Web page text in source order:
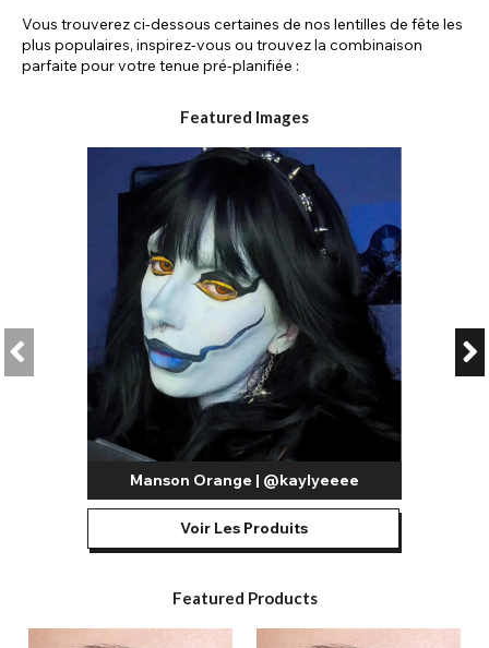
Vous trouverez ci-dessous certaines de nos lentilles de fête les
plus populaires, inspirez-vous ou trouvez la combinaison
parfaite pour votre tenue pré-planifiée :
Featured Images
Manson Orange | @kaylyeeee
Voir Les Produits
Featured Products